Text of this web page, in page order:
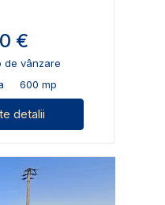
€
de vânzare
600 mp
detalii